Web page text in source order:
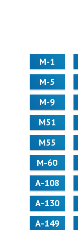
М-1
М-5
М-9
М51
М55
M-60
А-108
А-130
А-149